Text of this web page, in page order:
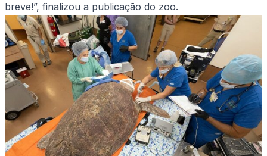
breve!”, finalizou a publicação do zoo.